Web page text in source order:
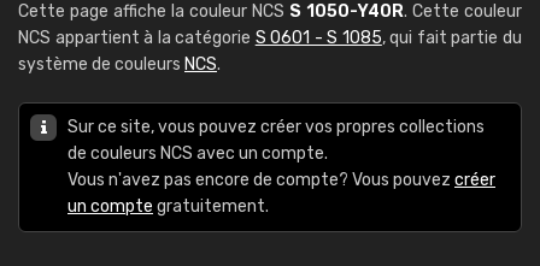
Cette page affiche la couleur NCS S 1050-Y40R. Cette couleur
NCS appartient à la catégorie S 0601 - S 1085, qui fait partie du
système de couleurs NCS.
Sur ce site, vous pouvez créer vos propres collections
de couleurs NCS avec un compte.
Vous n'avez pas encore de compte? Vous pouvez créer
un compte gratuitement.